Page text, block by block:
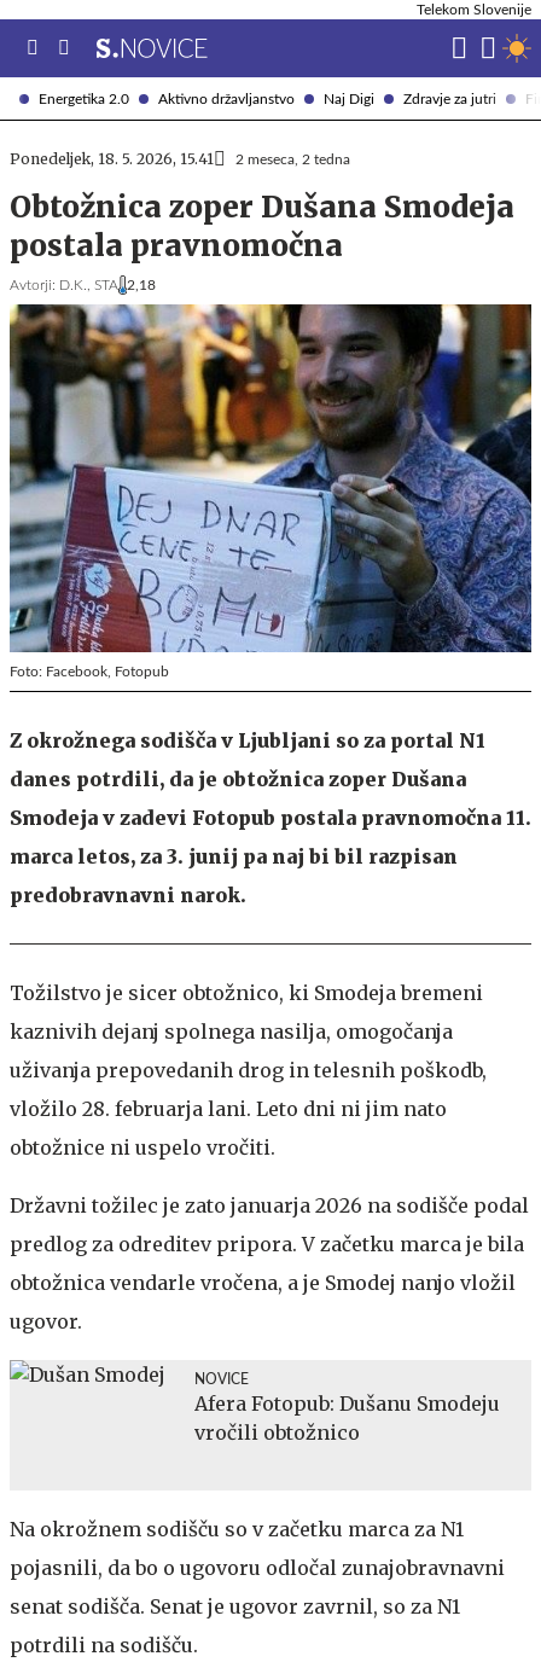
Energetika 2.0 Aktivno državljanstvo Naj Digi Zdravje za jutri
Telekom Slovenije
Ponedeljek, 18. 5. 2026, 15.41 2 meseca, 2 tedna
Obtožnica zoper Dušana Smodeja
postala pravnomočna
Avtorji: D.K., STA 2,18
Foto: Facebook, Fotopub
Z okrožnega sodišča v Ljubljani so za portal N1
danes potrdili, da je obtožnica zoper Dušana
Smodeja v zadevi Fotopub postala pravnomočna 11.
marca letos, za 3. junij pa naj bi bil razpisan
predobravnavni narok.
Tožilstvo je sicer obtožnico, ki Smodeja bremeni
kaznivih dejanj spolnega nasilja, omogočanja
uživanja prepovedanih drog in telesnih poškodb,
vložilo 28. februarja lani. Leto dni ni jim nato
obtožnice ni uspelo vročiti.
Državni tožilec je zato januarja 2026 na sodišče podal
predlog za odreditev pripora. V začetku marca je bila
obtožnica vendarle vročena, a je Smodej nanjo vložil
ugovor.
NOVICE
Afera Fotopub: Dušanu Smodeju
vročili obtožnico
Na okrožnem sodišču so v začetku marca za N1
pojasnili, da bo o ugovoru odločal zunajobravnavni
senat sodišča. Senat je ugovor zavrnil, so za N1
potrdili na sodišču.